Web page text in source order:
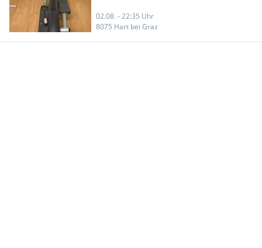
02.08. - 22:35 Uhr
8075 Hart bei Graz